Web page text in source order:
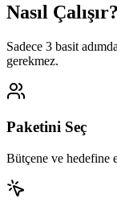
Nasıl Çalışır?
Sadece 3 basit
gerekmez.
Paketini Seç
Bütçene ve hedefine